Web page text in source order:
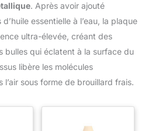
. Après avoir ajouté
essentielle à l’eau, la plaque
ultra-élevée, créant des
bulles qui éclatent à la surface du
libère les molécules
l’air sous forme de brouillard frais.